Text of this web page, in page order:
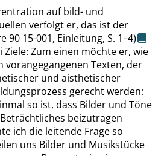
auf bild- und
verfolgt er, das ist der
90 15-001, Einleitung, S. 1–4)
Zum einen möchte er, wie
vorangegangenen Texten, der
und aisthetischer
gerecht werden:
so ist, dass Bilder und Töne
beizutragen
ich die leitende Frage so
uns Bilder und Musikstücke